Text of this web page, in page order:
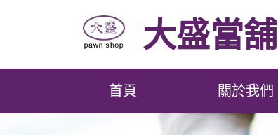
大盛當舖
首頁 關於我們